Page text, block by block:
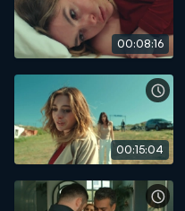
00:08:16
00:15:04